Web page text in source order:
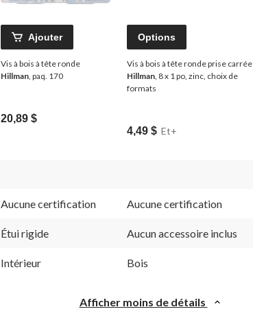
Ajouter
Vis à bois à tête ronde
Hillman , paq. 170
20,89 $
Options
Vis à bois à tête ronde prise carrée
Hillman , 8 x 1 po, zinc, choix de
formats
4,49 $ Et+
Aucune certification Aucune certification
Étui rigide Aucun accessoire inclus
Intérieur Bois
Afficher moins de détails